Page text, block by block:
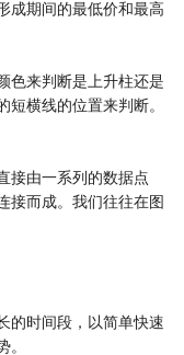
成期间的最低价和最高
来判断是上升柱还是
横线的位置来判断。
由一系列的数据点
接而成。我们往往在图
时间段，以简单快速
。